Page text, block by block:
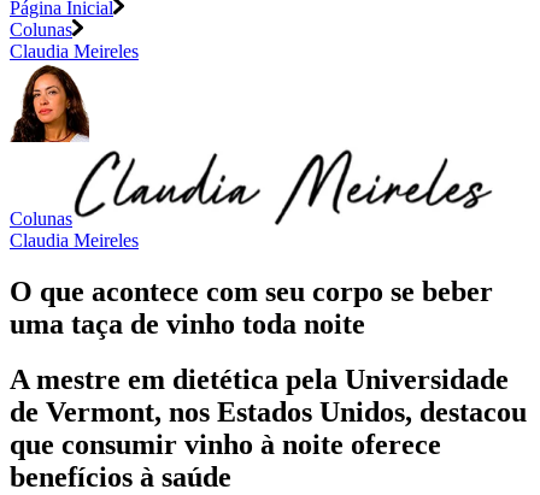
Página Inicial
Colunas
Claudia Meireles
Colunas
Claudia Meireles
O que acontece com seu corpo se beber
uma taça de vinho toda noite
A mestre em dietética pela Universidade
de Vermont, nos Estados Unidos, destacou
que consumir vinho à noite oferece
benefícios à saúde